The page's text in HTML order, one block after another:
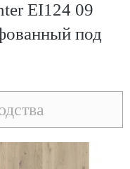
EI124 09
под